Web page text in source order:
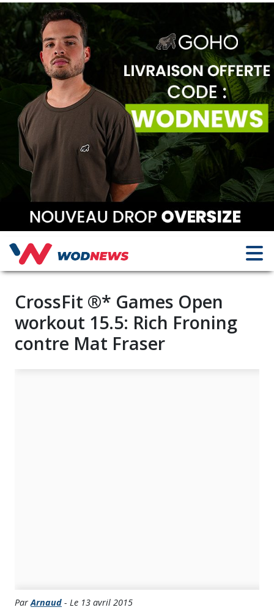
CrossFit ®* Games Open
workout 15.5: Rich Froning
contre Mat Fraser
ParArnaud - Le 13 avril 2015